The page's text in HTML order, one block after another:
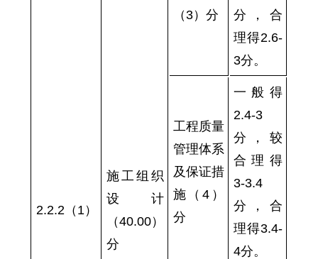
2.2.2（1）
施工组织
设计
（40.00）
分
（3）分
分，合
理得2.6-
3分。
工程质量
管理体系
及保证措
施（4）
分
一般得
2.4-3
分，较
合理得
3-3.4
分，合
理得3.4-
4分。